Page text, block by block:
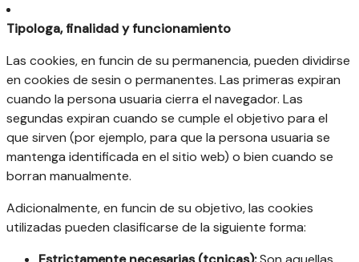
Tipologa, finalidad y funcionamiento
Las cookies, en funcin de su permanencia, pueden dividirse
en cookies de sesin o permanentes. Las primeras expiran
cuando la persona usuaria cierra el navegador. Las
segundas expiran cuando se cumple el objetivo para el
que sirven (por ejemplo, para que la persona usuaria se
mantenga identificada en el sitio web) o bien cuando se
borran manualmente.
Adicionalmente, en funcin de su objetivo, las cookies
utilizadas pueden clasificarse de la siguiente forma: